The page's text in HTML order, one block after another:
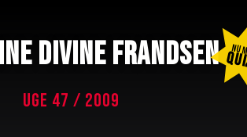
DIVINE FRANDSEN NU
UGE 47 / 2009